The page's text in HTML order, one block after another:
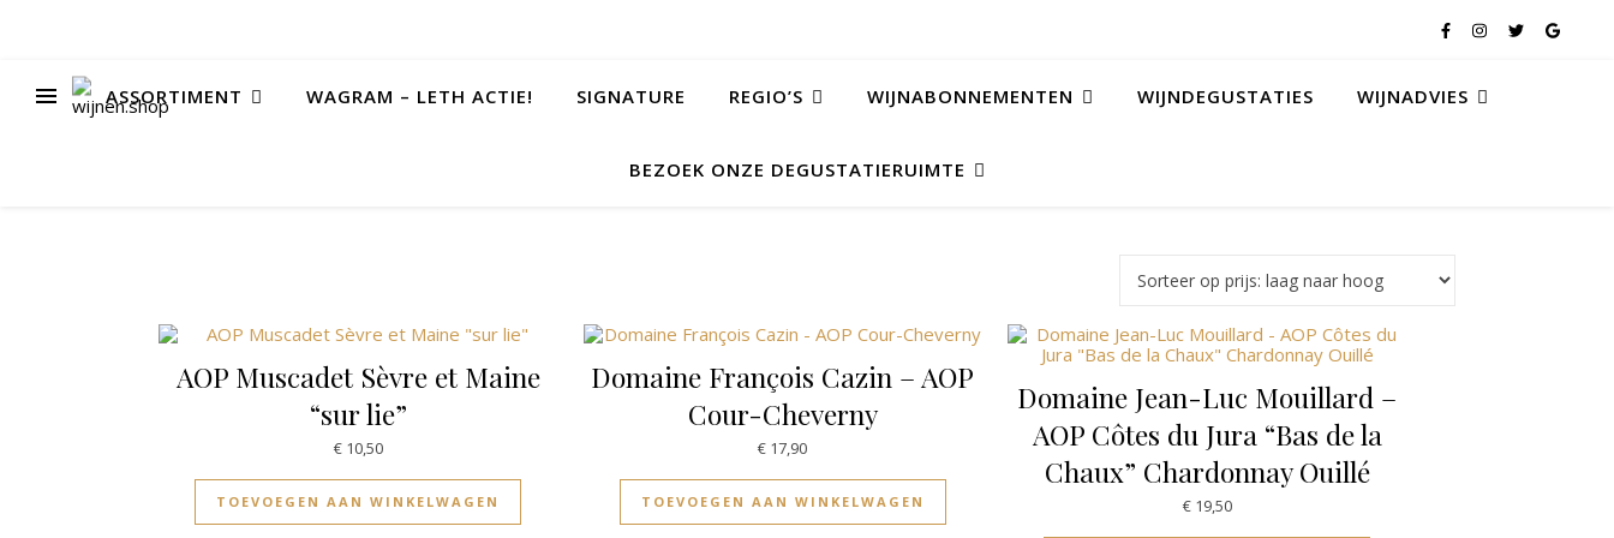
ASSORTIMENT WAGRAM – LETH ACTIE! SIGNATURE REGIO’S WIJNABONNEMENTEN WIJNDEGUSTATIES WIJNADVIES
BEZOEK ONZE DEGUSTATIERUIMTE
AOP Muscadet Sèvre et Maine
“sur lie”
€10,50
TOEVOEGEN AAN WINKELWAGEN
Domaine François Cazin – AOP
Cour-Cheverny
€ 17,90
TOEVOEGEN AAN WINKELWAGEN
Domaine Jean-Luc Mouillard –
AOP Côtes du Jura “Bas de la
Chaux” Chardonnay Ouillé
€19,50